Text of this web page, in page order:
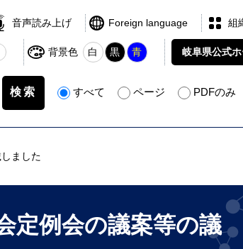
音声読み上げ Foreign language 組
背景色 白 黒 青 岐阜県公式
すべて ページ PDFのみ
ました
定例会の議案等の議